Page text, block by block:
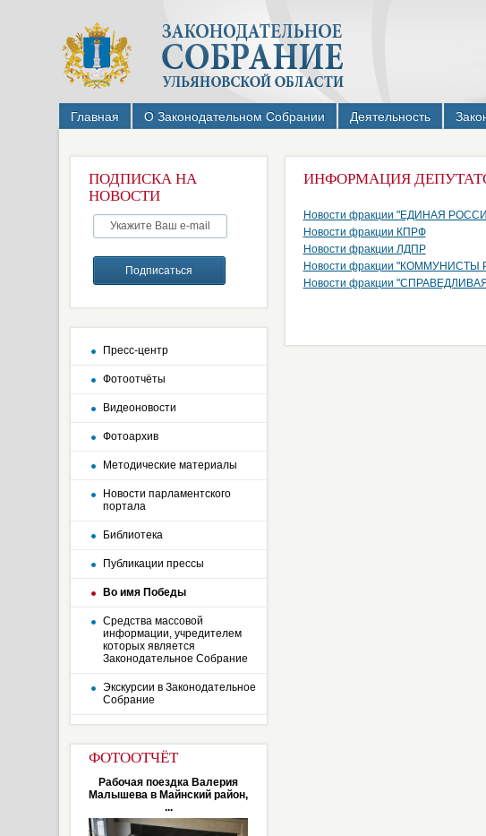
Главная О Законодательном Собрании Деятельность
ПОДПИСКА НА
НОВОСТИ
Пресс-центр
Фотоотчёты
Видеоновости
Фотоархив
Методические материалы
Новости парламентского
портала
Библиотека
Публикации прессы
Во имя Победы
Средства массовой
информации, учредителем
которых является
Законодательное Собрание
Экскурсии в Законодательное
Собрание
ФОТООТЧЁТ
Рабочая поездка Валерия
Малышева в Майнский район,
...
ИНФОРМАЦИЯ
Новости фракции "ЕДИНАЯ
Новости фракции КПРФ
Новости фракции ЛДПР
Новости фракции
Новости фракции